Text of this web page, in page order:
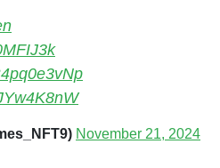
November 21, 2024